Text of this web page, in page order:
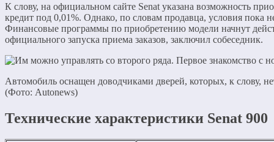
К слову, на официальном сайте Senat указана возможность
кредит под 0,01%. Однако, по словам продавца, условия пока
Финансовые программы по приобретению модели начнут
официального запуска приема заказов, заключил собеседник.
Автомобиль оснащен доводчиками дверей, которых, к слову,
(Фото: Autonews)
Технические характеристики Senat 900